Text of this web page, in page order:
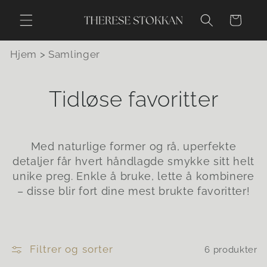
til
innholdet
Handlekurv
Hjem > Samlinger
S
m
l
g
Tidløse favoritter
Med naturlige former og rå, uperfekte
detaljer får hvert håndlagde smykke sitt helt
unike preg. Enkle å bruke, lette å kombinere
– disse blir fort dine mest brukte favoritter!
Filtrer og sorter 6 produkter